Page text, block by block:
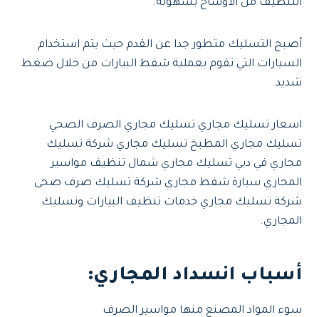
التنظيف من الأوساخ بسهولة.
أصبح التسليك متطور جدا عن القدم حيث يتم استخدام
السيارات التي تقوم بعملية شفط البيارات من خلال ضغط
شديد.
اسعار تسليك مجاري تسليك مجاري الصرف الصحي
تسليك مجاري المطبخ تسليك مجاري شركة تسليك
مجاري في دبي تسليك مجاري شمال تنظيف مواسير
المجاري سيارة شفط مجاري شركة تسليك صرف صحى
شركة تسليك مجاري خدمات تنظيف البيارات وتسليك
المجاري.
أسباب انسداد المجاري:
سوء المواد المصنع منها مواسير الصرف